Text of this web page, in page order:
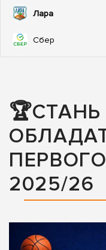
Лара
Сбер
🏆СТАНЬ
2025/26